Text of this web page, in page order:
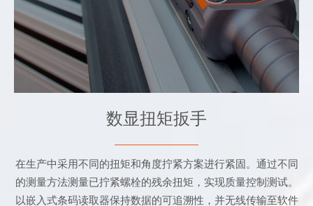
- 数据可追溯性
- 将结果和踪迹无线传输至外部数据库
数显扭矩扳手
在生产中采用不同的扭矩和角度拧紧方案进行紧固。通过不同
的测量方法测量已拧紧螺栓的残余扭矩，实现质量控制测试。
以嵌入式条码读取器保持数据的可追溯性，并无线传输至软件